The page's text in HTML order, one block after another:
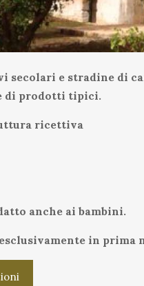
secolari e stradine di
di prodotti tipici.
ricettiva
anche ai bambini.
in prima